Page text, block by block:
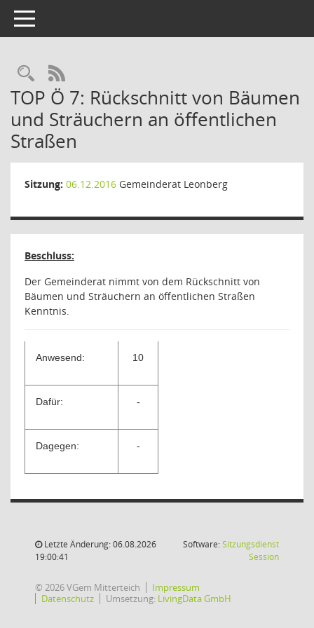
Toggle navigation
RSS-Feed
TOP Ö 7: Rückschnitt von Bäumen
und Sträuchern an öffentlichen
Straßen
Sitzung: 06.12.2016 Gemeinderat Leonberg
Beschluss:
Der Gemeinderat nimmt von dem Rückschnitt von
Bäumen und Sträuchern an öffentlichen Straßen
Kenntnis.
Anwesend: 10
Dafür: -
Dagegen: -
Letzte Änderung: 06.08.2026
19:00:41
Software:Sitzungsdienst
Session(Wird in
© 2026 VGem Mitterteich
Impressum
Datenschutz
Umsetzung: LivingData GmbH